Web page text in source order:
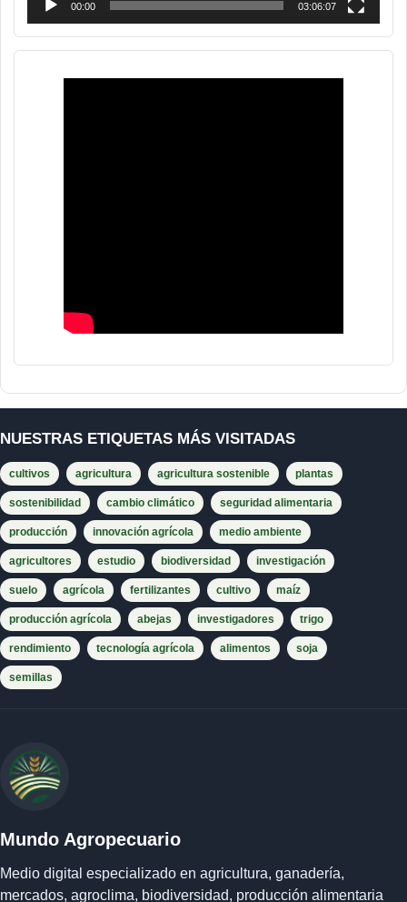
00:00 03:06:07
NUESTRAS ETIQUETAS MÁS VISITADAS
cultivos agricultura agricultura sostenible plantas
sostenibilidad cambio climático seguridad alimentaria
producción innovación agrícola medio ambiente
agricultores estudio biodiversidad investigación
suelo agrícola fertilizantes cultivo maíz
producción agrícola abejas investigadores trigo
rendimiento tecnología agrícola alimentos soja
semillas
Mundo Agropecuario
Medio digital especializado en agricultura, ganadería,
mercados, agroclima, biodiversidad, producción alimentaria